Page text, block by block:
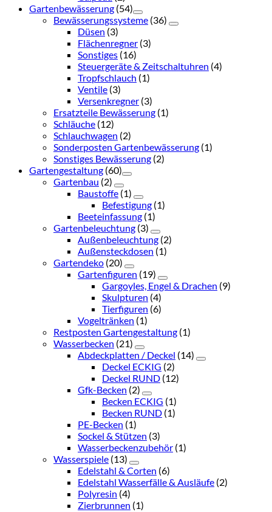
Gartenbewässerung (54)
Bewässerungssysteme (36)
Düsen (3)
Flächenregner (3)
Sonstiges (16)
Steuergeräte & Zeitschaltuhren (4)
Tropfschlauch (1)
Ventile (3)
Versenkregner (3)
Ersatzteile Bewässerung (1)
Schläuche (12)
Schlauchwagen (2)
Sonderposten Gartenbewässerung (1)
Sonstiges Bewässerung (2)
Gartengestaltung (60)
Gartenbau (2)
Baustoffe (1)
Befestigung (1)
Beeteinfassung (1)
Gartenbeleuchtung (3)
Außenbeleuchtung (2)
Außensteckdosen (1)
Gartendeko (20)
Gartenfiguren (19)
Gargoyles, Engel & Drachen (9)
Skulpturen (4)
Tierfiguren (6)
Vogeltränken (1)
Restposten Gartengestaltung (1)
Wasserbecken (21)
Abdeckplatten / Deckel (14)
Deckel ECKIG (2)
Deckel RUND (12)
Gfk-Becken (2)
Becken ECKIG (1)
Becken RUND (1)
PE-Becken (1)
Sockel & Stützen (3)
Wasserbeckenzubehör (1)
Wasserspiele (13)
Edelstahl & Corten (6)
Edelstahl Wasserfälle & Ausläufe (2)
Polyresin (4)
Zierbrunnen (1)